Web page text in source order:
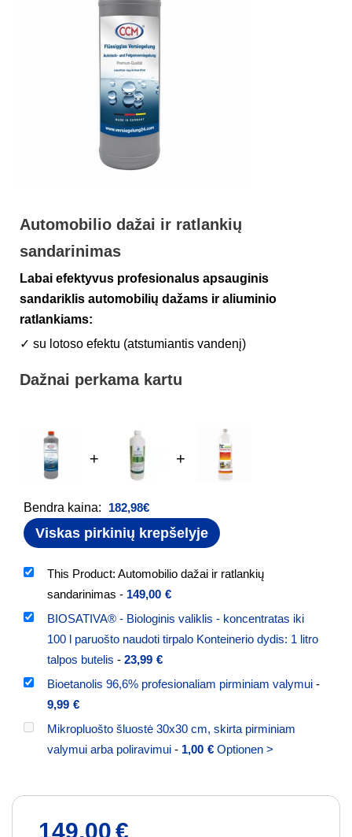
Automobilio dažai ir ratlankių
sandarinimas
Labai efektyvus profesionalus apsauginis
sandariklis automobilių dažams ir aliuminio
ratlankiams:
✓ su lotoso efektu (atstumiantis vandenį)
Dažnai perkama kartu
+ +
Bendra kaina: 182,98€
Viskas pirkinių krepšelyje
This Product: Automobilio dažai ir ratlankių
sandarinimas - 149,00 €
BIOSATIVA® - Biologinis valiklis - koncentratas iki
100 l paruošto naudoti tirpalo Konteinerio dydis: 1 litro
talpos butelis - 23,99 €
Bioetanolis 96,6% profesionaliam pirminiam valymui -
9,99 €
Mikropluošto šluostė 30x30 cm, skirta pirminiam
valymui arba poliravimui - 1,00 € Optionen >
149,00€